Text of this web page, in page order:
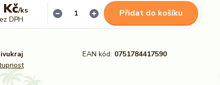
Kč/ks
DPH
Přidat do košíku
EAN kód: 0751784417590